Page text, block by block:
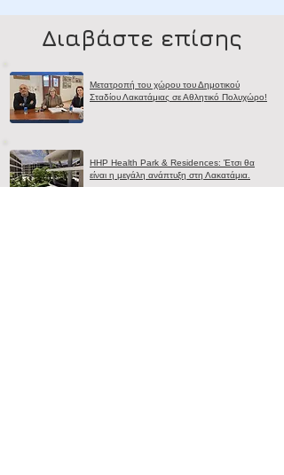
Διαβάστε επίσης
Μετατροπή του χώρου του Δημοτικού
Σταδίου Λακατάμιας σε Αθλητικό Πολυχώρο!
HHP Health Park & Residences: Έτσι θα
είναι η μεγάλη ανάπτυξη στη Λακατάμια.